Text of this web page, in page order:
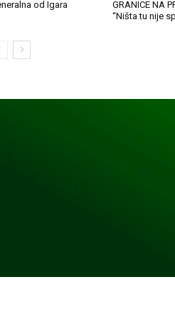
od Igara
GRANICE NA
“Ništa tu nije